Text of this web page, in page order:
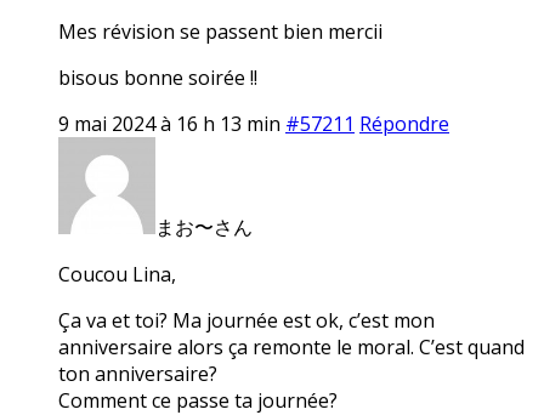
Mes révision se passent bien mercii
bisous bonne soirée !!
9 mai 2024 à 16 h 13 min #57211 Répondre
まお〜さん
Coucou Lina,
Ça va et toi? Ma journée est ok, c’est mon
anniversaire alors ça remonte le moral. C’est quand
ton anniversaire?
Comment ce passe ta journée?